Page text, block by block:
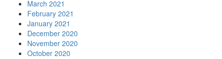
March 2021
February 2021
January 2021
December 2020
November 2020
October 2020